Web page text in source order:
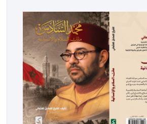
بين العرش والشعب، ويُستحضر من
النظم السياسية في العالم الإسلامي،